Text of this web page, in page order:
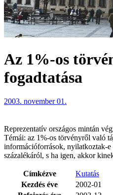
Az 1%-os
fogadtatása
2003. november 01.
Reprezentatív országos mintán
Témái: az 1%-os törvényről való
információforrások, nyilatkoztak-e
százalékáról, s ha igen, akkor
Címkézve
Kutatás
Kezdés éve
2002-01